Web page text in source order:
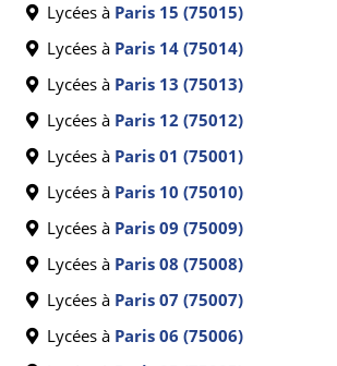
Lycées à Paris 15 (75015)
Lycées à Paris 14 (75014)
Lycées à Paris 13 (75013)
Lycées à Paris 12 (75012)
Lycées à Paris 01 (75001)
Lycées à Paris 10 (75010)
Lycées à Paris 09 (75009)
Lycées à Paris 08 (75008)
Lycées à Paris 07 (75007)
Lycées à Paris 06 (75006)